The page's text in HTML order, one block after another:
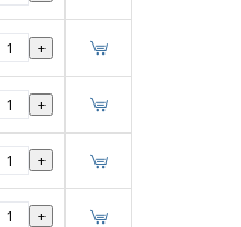
+
+
+
+